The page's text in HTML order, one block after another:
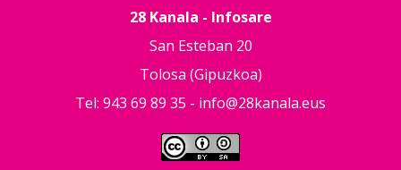
28 Kanala - Infosare
San Esteban 20
Tolosa (Gipuzkoa)
Tel: 943 69 89 35 - info@28kanala.eus